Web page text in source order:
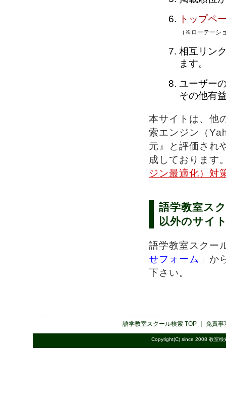
トップペ
（※ローテーシ
相互リン
ます。
ユーザー
その他有
本サイトは、他
索エンジン（
元』と評価され
成しております
ジン最適化）対
語学教室ス
以外のサイ
語学教室スクー
せフォーム 」か
下さい。
語学教室スクール検索TOP ｜ 免責事
Copyright(C) since 2008 教室検